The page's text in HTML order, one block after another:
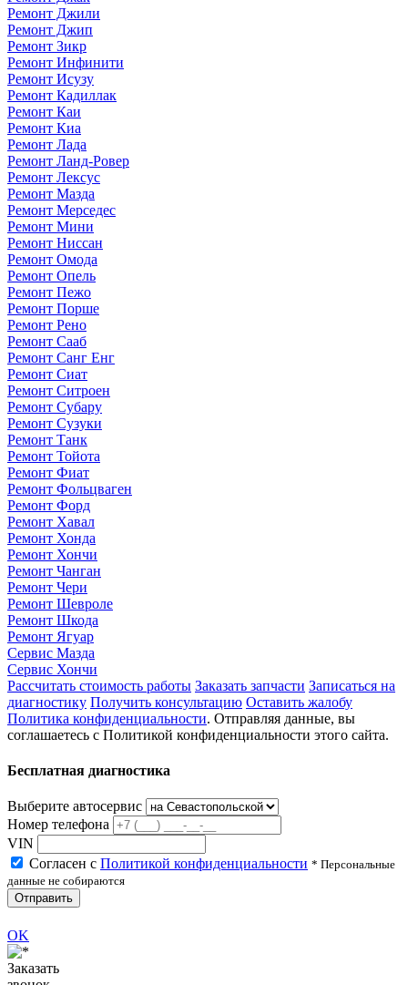
Ремонт Джили
Ремонт Джип
Ремонт Зикр
Ремонт Инфинити
Ремонт Исузу
Ремонт Кадиллак
Ремонт Каи
Ремонт Киа
Ремонт Лада
Ремонт Ланд-Ровер
Ремонт Лексус
Ремонт Мазда
Ремонт Мерседес
Ремонт Мини
Ремонт Ниссан
Ремонт Омода
Ремонт Опель
Ремонт Пежо
Ремонт Порше
Ремонт Рено
Ремонт Сааб
Ремонт Санг Енг
Ремонт Сиат
Ремонт Ситроен
Ремонт Субару
Ремонт Сузуки
Ремонт Танк
Ремонт Тойота
Ремонт Фиат
Ремонт Фольцваген
Ремонт Форд
Ремонт Хавал
Ремонт Хонда
Ремонт Хончи
Ремонт Чанган
Ремонт Чери
Ремонт Шевроле
Ремонт Шкода
Ремонт Ягуар
Сервис Мазда
Сервис Хончи
Рассчитать стоимость работы Заказать запчасти Записаться на
диагностику Получить консультацию Оставить жалобу
Политика конфиденциальности. Отправляя данные, вы
соглашаетесь с Политикой конфиденциальности этого сайта.
Бесплатная диагностика
Выберите автосервис
Номер телефона
VIN
Согласен с Политикой конфиденциальности * Персональные
данные не собираются
Отправить
OK
Заказать